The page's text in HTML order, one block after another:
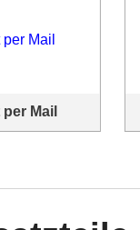
Mail